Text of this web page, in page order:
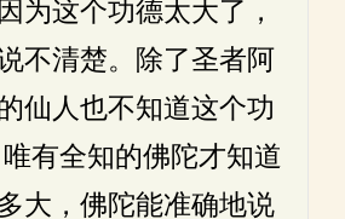
为这个功德太大了，
不清楚。除了圣者阿
仙人也不知道这个功
有全知的佛陀才知道
大，佛陀能准确地说